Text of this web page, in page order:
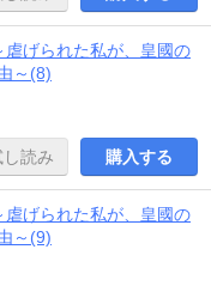
げられた私が、皇國の
～(8)
読み 購入する
げられた私が、皇國の
～(9)